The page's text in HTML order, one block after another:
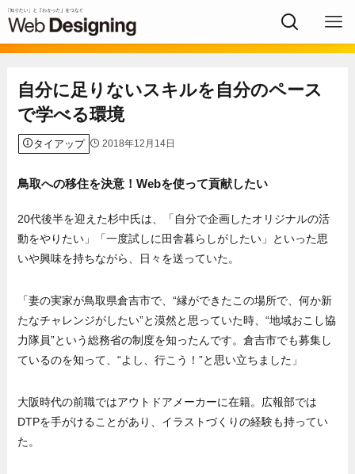
自分に足りないスキルを自分のペース
で学べる環境
タイアップ 2018年12月14日
鳥取への移住を決意！Webを使って貢献したい
20代後半を迎えた杉中氏は、「自分で企画したオリジナルの活
動をやりたい」「一度試しに田舎暮らしがしたい」といった思
いや興味を持ちながら、日々を送っていた。
「妻の実家が鳥取県倉吉市で、“縁ができたこの場所で、何か新
たなチャレンジがしたい”と漠然と思っていた時、“地域おこし協
力隊員”という総務省の制度を知ったんです。倉吉市でも募集し
ているのを知って、“よし、行こう！”と思い立ちました」
大阪時代の前職ではアウトドアメーカーに在籍。広報部では
DTPを手がけることがあり、イラストづくりの経験も持ってい
た。